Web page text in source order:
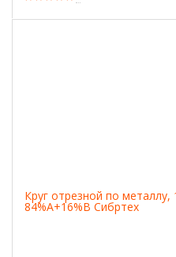
Круг отрезной по металлу,
84%A+16%B Сибртех